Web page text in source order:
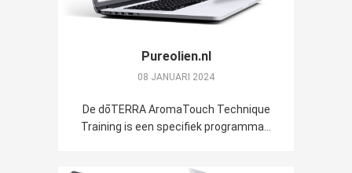
Pureolien.nl
08 JANUARI 2024
De dōTERRA AromaTouch Technique
Training is een specifiek programma...